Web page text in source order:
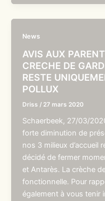
News
AVIS AUX
CRECHE DE
RESTE
POLLUX
Driss / 27 mars 2020
Schaerbeek, 27/03/
forte diminution de
nos 3 milieux d’accueil
décidé de fermer
et Antarès. La crèche
fonctionnelle. Pour
également à vous tenir